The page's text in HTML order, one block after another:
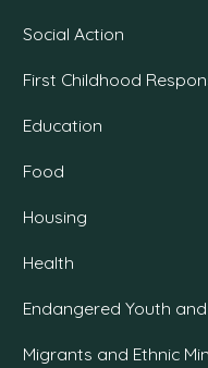
Social Action
First Childhood
Education
Food
Housing
Health
Endangered Youth
Migrants and Ethnic